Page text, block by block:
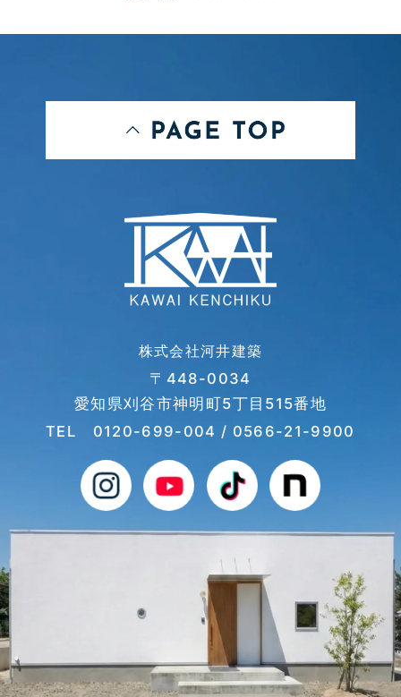
株式会社河井建築
〒448-0034
愛知県刈谷市神明町5丁目515番地
TEL 0120-699-004 / 0566-21-9900